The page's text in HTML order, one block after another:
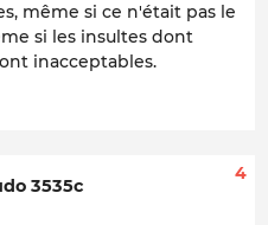
même si ce n'était pas le
si les insultes dont
inacceptables.
3535c
4